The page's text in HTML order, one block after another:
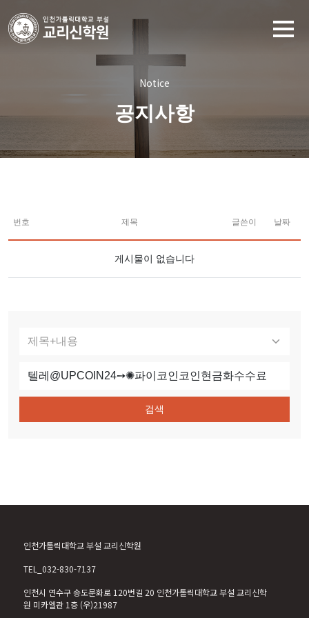
Notice
공지사항
번호 제목 글쓴이 날짜
게시물이 없습니다
검색
인천가톨릭대학교 부설 교리신학원
TEL_032-830-7137
인천시 연수구 송도문화로 120번길 20 인천가톨릭대학교 부설 교리신학
원 미카엘관 1층 (우)21987